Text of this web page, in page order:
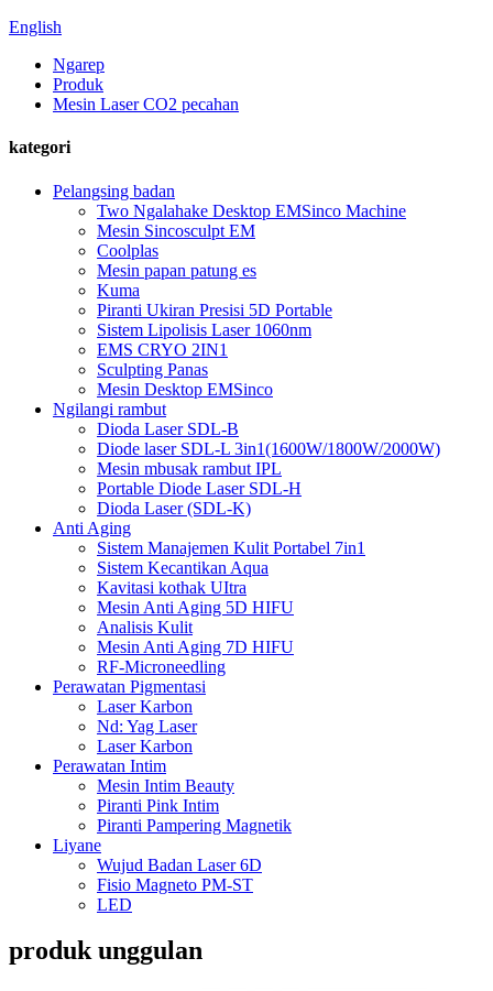
English
Ngarep
Produk
Mesin Laser CO2 pecahan
kategori
Pelangsing badan
Two Ngalahake Desktop EMSinco Machine
Mesin Sincosculpt EM
Coolplas
Mesin papan patung es
Kuma
Piranti Ukiran Presisi 5D Portable
Sistem Lipolisis Laser 1060nm
EMS CRYO 2IN1
Sculpting Panas
Mesin Desktop EMSinco
Ngilangi rambut
Dioda Laser SDL-B
Diode laser SDL-L 3in1(1600W/1800W/2000W)
Mesin mbusak rambut IPL
Portable Diode Laser SDL-H
Dioda Laser (SDL-K)
Anti Aging
Sistem Manajemen Kulit Portabel 7in1
Sistem Kecantikan Aqua
Kavitasi kothak UItra
Mesin Anti Aging 5D HIFU
Analisis Kulit
Mesin Anti Aging 7D HIFU
RF-Microneedling
Perawatan Pigmentasi
Laser Karbon
Nd: Yag Laser
Laser Karbon
Perawatan Intim
Mesin Intim Beauty
Piranti Pink Intim
Piranti Pampering Magnetik
Liyane
Wujud Badan Laser 6D
Fisio Magneto PM-ST
LED
produk unggulan